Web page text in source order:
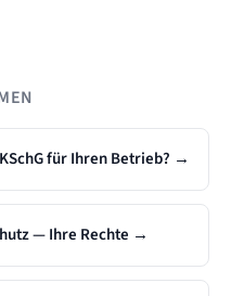
für Ihren Betrieb? →
— Ihre Rechte →